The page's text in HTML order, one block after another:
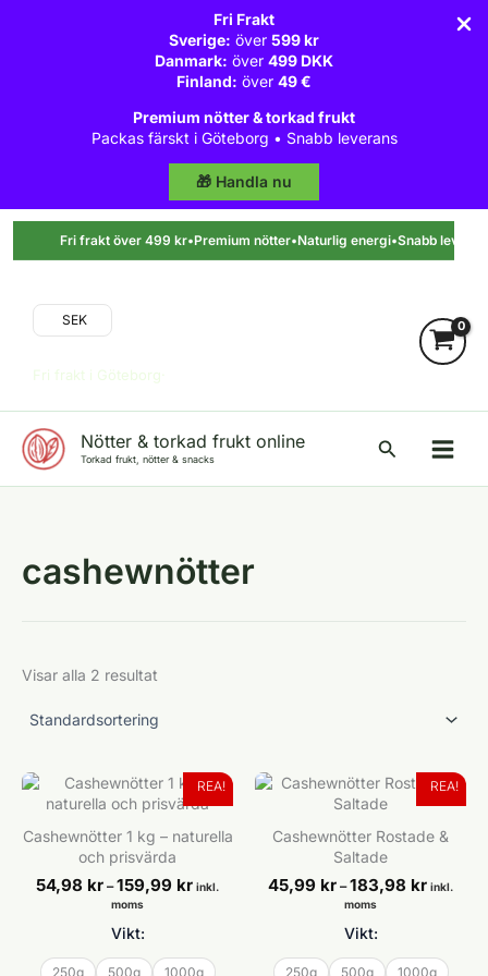
Fri Frakt
Sverige: över 599 kr
Danmark: över 499 DKK
Finland: över 49 €
Premium nötter & torkad frukt
Packas färskt i Göteborg • Snabb leverans
🎁 Handla nu
Hoppa
innehåll
Fri frakt över 499 kr•Premium nötter•Naturlig energi•Snabb leverans
SEK
Fri frakt i Göteborg·
Nötter & torkad frukt online
Torkad frukt, nötter & snacks
Sök
cashewnötter
Visar alla 2 resultat
REA!
Cashewnötter 1 kg – naturella
och prisvärda
54,98 kr – 159,99 krPrisintervall:
inkl.
moms
Vikt:
250g 500g 1000g
REA!
Cashewnötter Rostade &
Saltade
45,99 kr – 183,98 kr inkl.
moms
Vikt:
250g 500g 1000g